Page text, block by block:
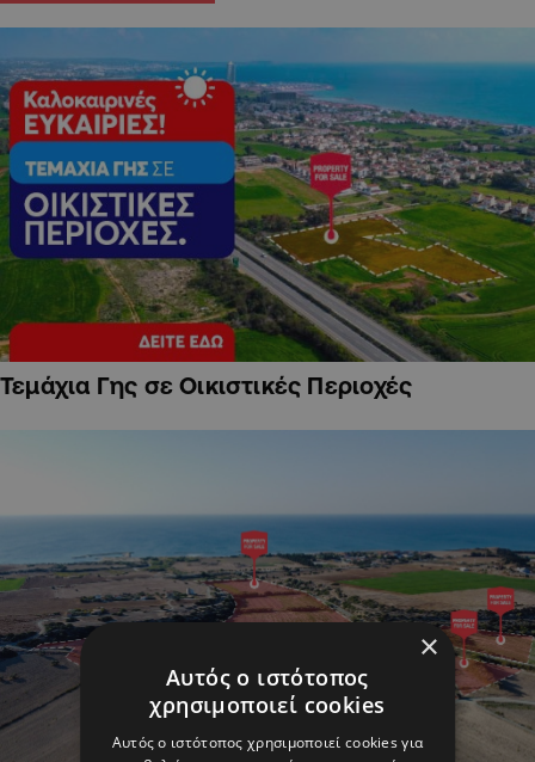
Τεμάχια Γης σε Οικιστικές Περιοχές
×
Αυτός ο ιστότοπος
χρησιμοποιεί cookies
Αυτός ο ιστότοπος χρησιμοποιεί cookies για